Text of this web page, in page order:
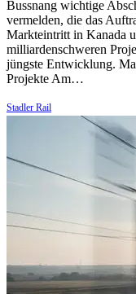
Bussnang wichtige
vermelden, die das
Markteintritt in Kanada
milliardenschweren
jüngste Entwicklung.
Projekte Am…
Stadler Rail